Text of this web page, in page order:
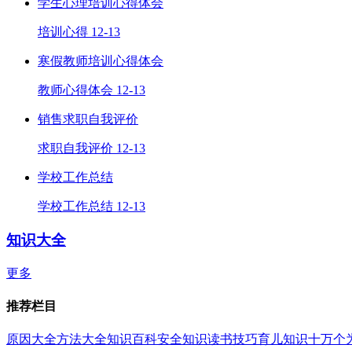
学生心理培训心得体会
培训心得 12-13
寒假教师培训心得体会
教师心得体会 12-13
销售求职自我评价
求职自我评价 12-13
学校工作总结
学校工作总结 12-13
知识大全
更多
推荐栏目
原因大全方法大全知识百科安全知识读书技巧育儿知识十万个